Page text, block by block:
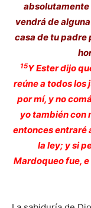
absolutamente
vendrá de
casa de tu padre
15Y Ester dijo
reúne a todos los
por mí, y no
yo también con
entonces entraré
la ley; y si
Mardoqueo fue,